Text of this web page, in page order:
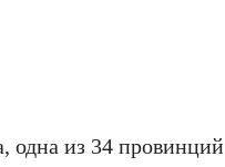
одна из 34 провинций